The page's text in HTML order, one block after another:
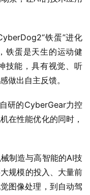
铁蛋”进化
铁蛋是天生的运动健
技能，具有视觉、听
做出自主反馈。
研的CyberGear力控
在性能优化的同时，
制造与高智能的AI技
规模的投入、大量前
图像处理，到自动驾